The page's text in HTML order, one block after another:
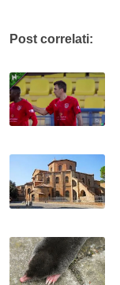
Post correlati: